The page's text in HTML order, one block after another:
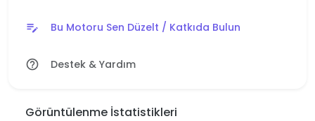
edit_note Bu Motoru Sen Düzelt / Katkıda Bulun
help_outline Destek & Yardım
Görüntülenme İstatistikleri